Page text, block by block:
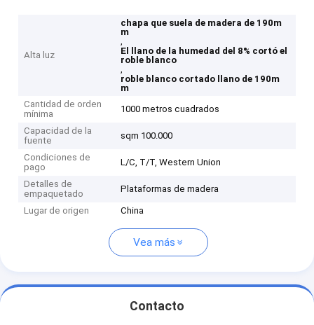
Alta luz
chapa que suela de madera de 190m
m
,
El llano de la humedad del 8% cortó el
roble blanco
,
roble blanco cortado llano de 190m
m
Cantidad de orden
mínima
1000 metros cuadrados
Capacidad de la
fuente
sqm 100.000
Condiciones de
pago
L/C, T/T, Western Union
Detalles de
empaquetado
Plataformas de madera
Lugar de origen China
Vea más
Contacto